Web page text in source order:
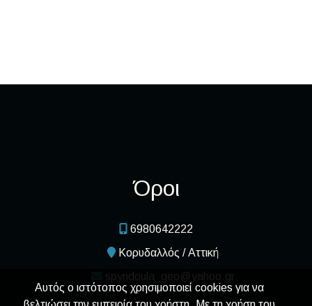
Όροι
6980642222
Κορυδαλλός / Αττική
spyridoula_geo@yahoo.gr
Αυτός ο ιστότοπος χρησιμοποιεί cookies για να